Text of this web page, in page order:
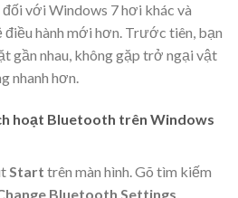
với Windows 7 hơi khác và
điều hành mới hơn. Trước tiên, bạn
gần nhau, không gặp trở ngại vật
nhanh hơn.
hoạt Bluetooth trên Windows
Start trên màn hình. Gõ tìm kiếm
Bluetooth Settings.